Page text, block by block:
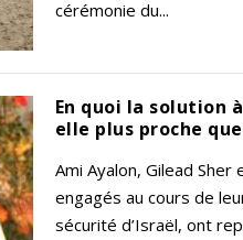
cérémonie du...
En quoi la solution
elle plus proche
Ami Ayalon, Gilead
engagés au cours de
sécurité d’Israël, ont